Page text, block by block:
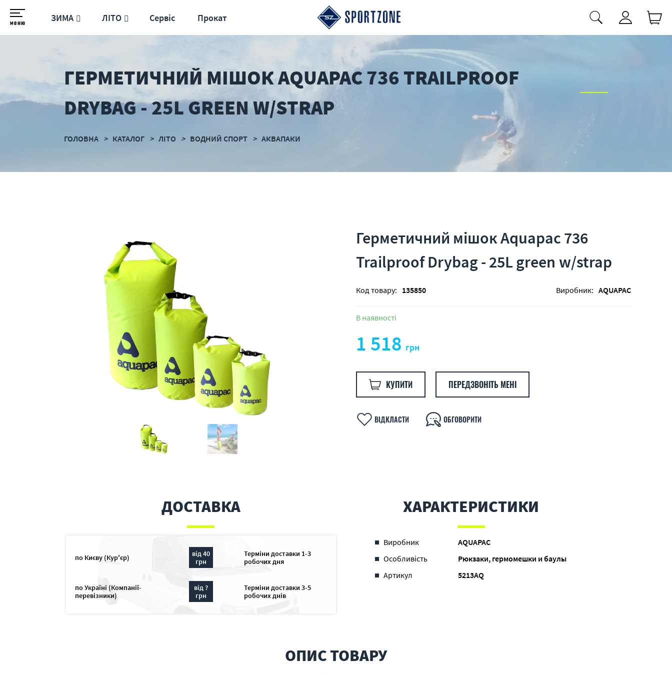
меню ЗИМА ЛІТО Сервіс Прокат
ГЕРМЕТИЧНИЙ МІШОК AQUAPAC 736 TRAILPROOF
DRYBAG - 25L GREEN W/STRAP
ГОЛОВНА КАТАЛОГ ЛІТО ВОДНИЙ СПОРТ АКВАПАКИ
Герметичний мішок Aquapac 736
Trailproof Drybag - 25L green w/strap
Код товару: 135850 Виробник: AQUAPAC
В наявності
1 518 грн
КУПИТИ ПЕРЕДЗВОНІТЬ МЕНІ
ВІДКЛАСТИ ОБГОВОРИТИ
ДОСТАВКА
по Києву (Кур'єр)
від 40
грн
Терміни доставки 1-3
робочих дня
по Україні (Компанії-
перевізники)
від ?
грн
Терміни доставки 3-5
робочих днів
ХАРАКТЕРИСТИКИ
Виробник
AQUAPAC
Особливість
Рюкзаки, гермомешки и баулы
Артикул
5213AQ
ОПИС ТОВАРУ